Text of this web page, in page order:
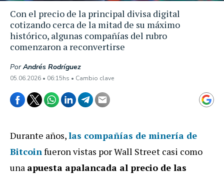
Con el precio de la principal divisa digital
cotizando cerca de la mitad de su máximo
histórico, algunas compañías del rubro
comenzaron a reconvertirse
PorAndrés Rodríguez
05.06.2026 • 06:15hs • Cambio clave
Durante años,las compañías de minería de
Bitcoinfueron vistas por Wall Street casi como
una apuesta apalancada al precio de las